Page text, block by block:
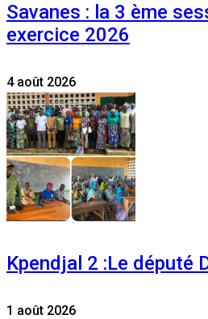
Savanes : la 3 ème
exercice 2026
4 août 2026
Kpendjal 2 :Le député
1 août 2026